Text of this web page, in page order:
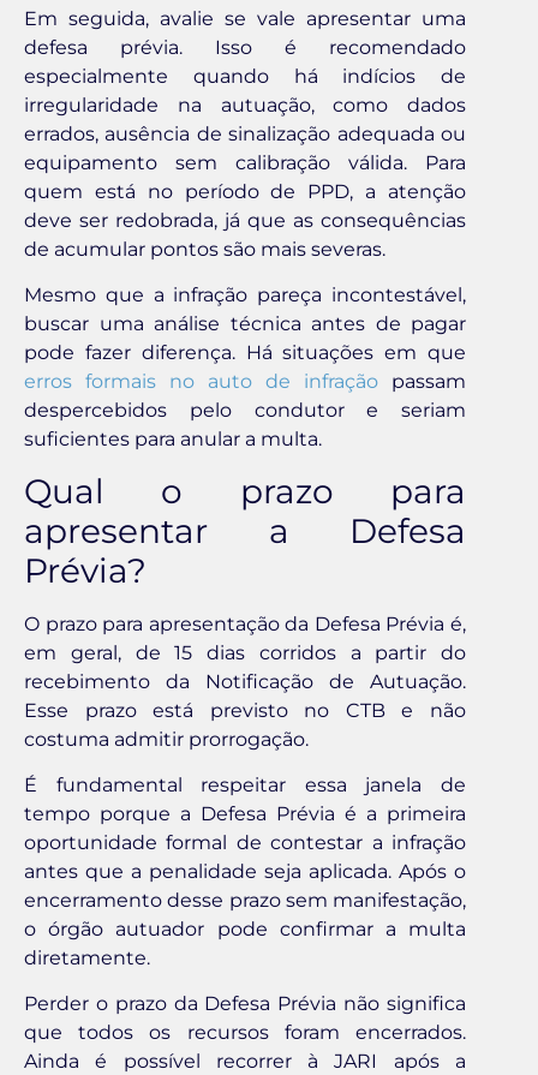
Em seguida, avalie se vale apresentar uma
defesa prévia. Isso é recomendado
especialmente quando há indícios de
irregularidade na autuação, como dados
errados, ausência de sinalização adequada ou
equipamento sem calibração válida. Para
quem está no período de PPD, a atenção
deve ser redobrada, já que as consequências
de acumular pontos são mais severas.
Mesmo que a infração pareça incontestável,
buscar uma análise técnica antes de pagar
pode fazer diferença. Há situações em que
erros formais no auto de infração passam
despercebidos pelo condutor e seriam
suficientes para anular a multa.
Qual o prazo para
apresentar a Defesa
Prévia?
O prazo para apresentação da Defesa Prévia é,
em geral, de 15 dias corridos a partir do
recebimento da Notificação de Autuação.
Esse prazo está previsto no CTB e não
costuma admitir prorrogação.
É fundamental respeitar essa janela de
tempo porque a Defesa Prévia é a primeira
oportunidade formal de contestar a infração
antes que a penalidade seja aplicada. Após o
encerramento desse prazo sem manifestação,
o órgão autuador pode confirmar a multa
diretamente.
Perder o prazo da Defesa Prévia não significa
que todos os recursos foram encerrados.
Ainda é possível recorrer à JARI após a